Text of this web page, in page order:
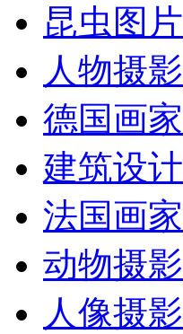
昆虫图片
人物摄影
德国画家
建筑设计
法国画家
动物摄影
人像摄影